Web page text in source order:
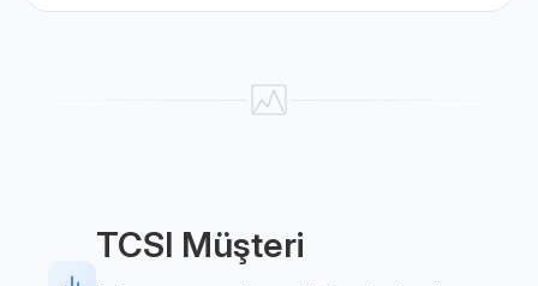
TCSI Müşteri